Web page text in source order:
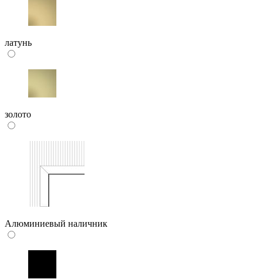
латунь
золото
Алюминиевый наличник